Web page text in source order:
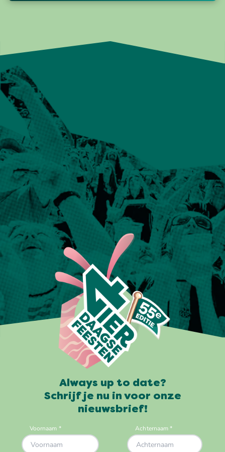
Always up to date?
Schrijf je nu in voor onze
nieuwsbrief!